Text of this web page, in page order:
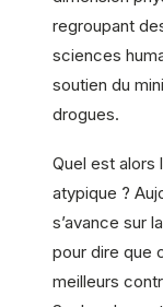
regroupant
sciences
soutien du
drogues.
Quel est
atypique ?
s’avance sur
pour dire que
meilleurs